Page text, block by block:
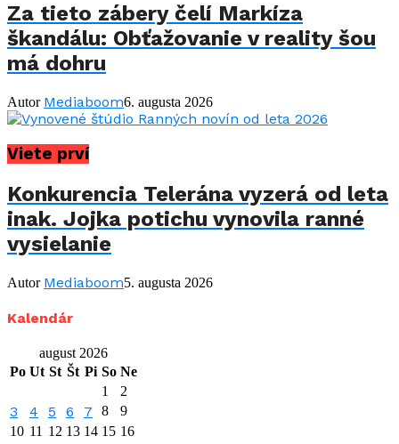
Za tieto zábery čelí Markíza
škandálu: Obťažovanie v reality šou
má dohru
Autor Mediaboom6. augusta 2026
Viete prví
Konkurencia Telerána vyzerá od leta
inak. Jojka potichu vynovila ranné
vysielanie
Autor Mediaboom5. augusta 2026
Kalendár
august 2026
Po Ut St Št Pi So Ne
1
2
3 4 5 6 7 8
9
10 11 12 13 14 15 16